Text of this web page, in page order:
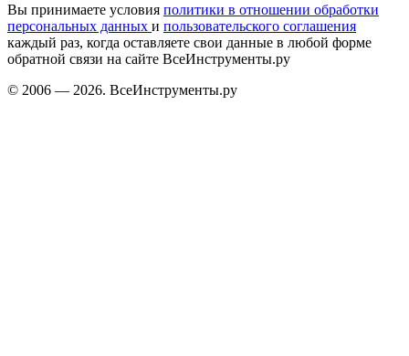
Вы принимаете условия политики в отношении обработки
персональных данных и пользовательского соглашения
каждый раз, когда оставляете свои данные в любой форме
обратной связи на сайте ВсеИнструменты.ру
© 2006 — 2026. ВсеИнструменты.ру